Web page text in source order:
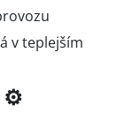
v teplejším
⚙️